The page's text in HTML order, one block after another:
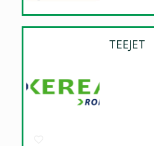
TEEJET